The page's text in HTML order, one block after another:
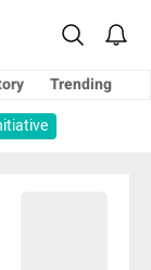
Trending